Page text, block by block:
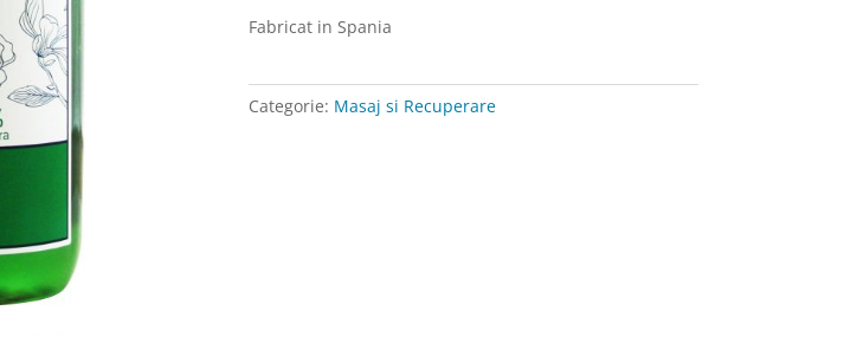
Fabricat in Spania
Categorie: Masaj si Recuperare